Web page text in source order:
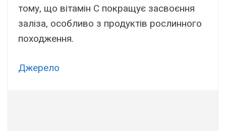
тому, що вітамін С покращує засвоєння
заліза, особливо з продуктів рослинного
походження.
Джерело